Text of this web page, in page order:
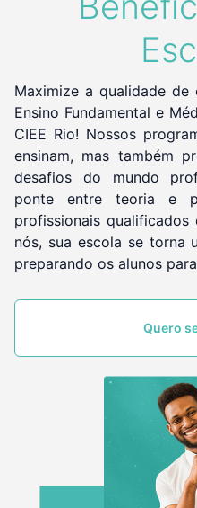
Maximize a qualidade de
Ensino Fundamental e
CIEE Rio! Nossos
ensinam, mas também
desafios do mundo
ponte entre teoria e
profissionais
nós, sua escola se torna
preparando os alunos
Quero